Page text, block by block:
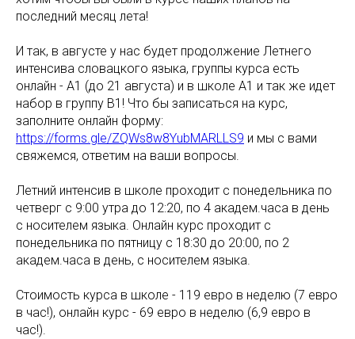
последний месяц лета!
И так, в августе у нас будет продолжение Летнего
интенсива словацкого языка, группы курса есть
онлайн - А1 (до 21 августа) и в школе А1 и так же идет
набор в группу В1! Что бы записаться на курс,
заполните онлайн форму:
https://forms.gle/ZQWs8w8YubMARLLS9 и мы с вами
свяжемся, ответим на ваши вопросы.
Летний интенсив в школе проходит с понедельника по
четверг с 9:00 утра до 12:20, по 4 академ.часа в день
с носителем языка. Онлайн курс проходит с
понедельника по пятницу с 18:30 до 20:00, по 2
академ.часа в день, с носителем языка.
Стоимость курса в школе - 119 евро в неделю (7 евро
в час!), онлайн курс - 69 евро в неделю (6,9 евро в
час!).